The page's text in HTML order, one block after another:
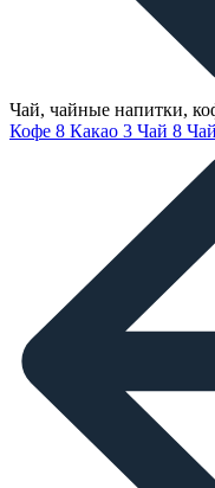
Чай, чайные напитки,
Кофе 8 Какао 3 Чай 8